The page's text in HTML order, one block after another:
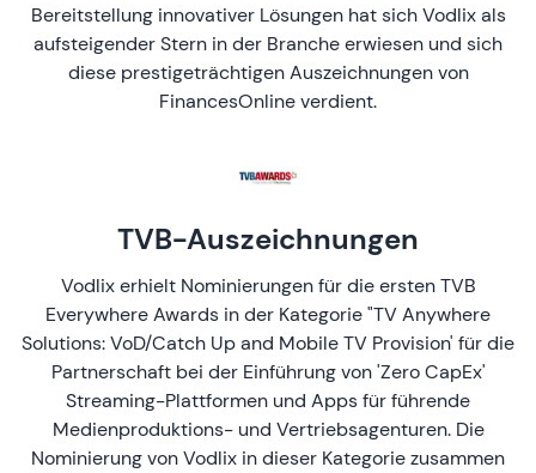
Bereitstellung innovativer Lösungen hat sich Vodlix als
aufsteigender Stern in der Branche erwiesen und sich
diese prestigeträchtigen Auszeichnungen von
FinancesOnline verdient.
TVB-Auszeichnungen
Vodlix erhielt Nominierungen für die ersten TVB
Everywhere Awards in der Kategorie "TV Anywhere
Solutions: VoD/Catch Up and Mobile TV Provision' für die
Partnerschaft bei der Einführung von 'Zero CapEx'
Streaming-Plattformen und Apps für führende
Medienproduktions- und Vertriebsagenturen. Die
Nominierung von Vodlix in dieser Kategorie zusammen